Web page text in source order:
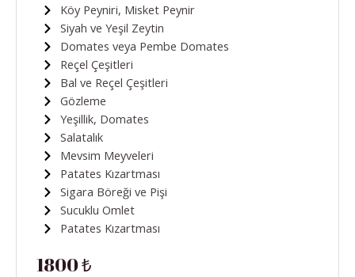
Köy Peyniri, Misket Peynir
Siyah ve Yeşil Zeytin
Domates veya Pembe Domates
Reçel Çeşitleri
Bal ve Reçel Çeşitleri
Gözleme
Yeşillik, Domates
Salatalık
Mevsim Meyveleri
Patates Kızartması
Sigara Böreği ve Pişi
Sucuklu Omlet
Patates Kızartması
1800 ₺